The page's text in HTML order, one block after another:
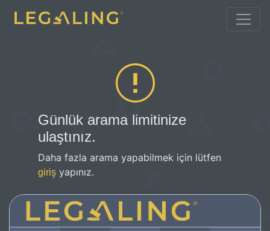
Günlük arama limitinize
ulaştınız.
Daha fazla arama yapabilmek için lütfen
giriş yapınız.